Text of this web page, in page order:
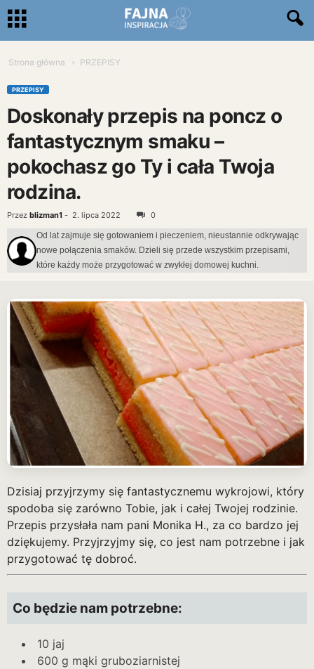
Strona główna PRZEPISY
PRZEPISY
Doskonały przepis na poncz o
fantastycznym smaku –
pokochasz go Ty i cała Twoja
rodzina.
Przez blizman1 - 2. lipca 2022 0
Od lat zajmuje się gotowaniem i pieczeniem, nieustannie odkrywając
nowe połączenia smaków. Dzieli się przede wszystkim przepisami,
które każdy może przygotować w zwykłej domowej kuchni.
Dzisiaj przyjrzymy się fantastycznemu wykrojowi, który
spodoba się zarówno Tobie, jak i całej Twojej rodzinie.
Przepis przysłała nam pani Monika H., za co bardzo jej
dziękujemy. Przyjrzyjmy się, co jest nam potrzebne i jak
przygotować tę dobroć.
Co będzie nam potrzebne:
10 jaj
600 g mąki gruboziarnistej